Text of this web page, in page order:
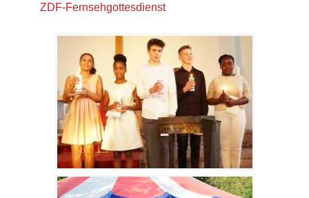
ZDF-Fernsehgottesdienst